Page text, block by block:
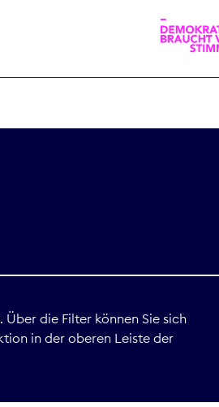
Print
die Filter können Sie sich
in der oberen Leiste der